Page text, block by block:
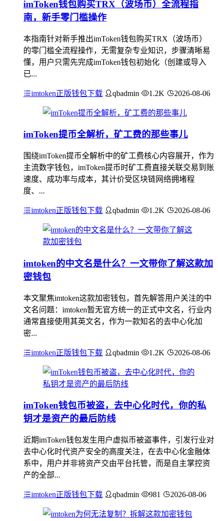
imToken钱包购买TRX（波场币）全流程指
南，新手零门槛操作
本指南针对新手推出imToken钱包购买TRX（波场币）
的零门槛全流程操作，无需复杂专业知识，步骤清晰易
懂，用户只需先完成imToken钱包初始化（创建或导入
已...
imtoken正版钱包下载 qbadmin 1.2K 2026-08-06
imToken提币全解析，矿工费的那些事儿
围绕imToken提币全解析中的矿工费核心内容展开，作为
主流数字钱包，imToken提币时矿工费直接关联交易到账
速度、成功率与成本，其计价受区块链网络拥堵程
度、...
imtoken正版钱包下载 qbadmin 1.2K 2026-08-06
imtoken的中文名是什么？一文带你了解这款加
密钱包
本文聚焦imtoken这款加密钱包，首先解答用户关注的中
文名问题：imtoken暂无官方统一的正式中文名，行业内
通常直接使用其英文名，作为一款知名的去中心化加
密...
imtoken正版钱包下载 qbadmin 1.2K 2026-08-06
imToken钱包币被盗，去中心化时代，你的私
钥才是资产的最后防线
近期imToken钱包发生用户虚拟币被盗事件，引发行业对
去中心化时代资产安全的高度关注，在去中心化金融体
系中，用户并非将资产交由平台托管，而是自主掌控资
产的全部...
imtoken正版钱包下载 qbadmin 981 2026-08-06